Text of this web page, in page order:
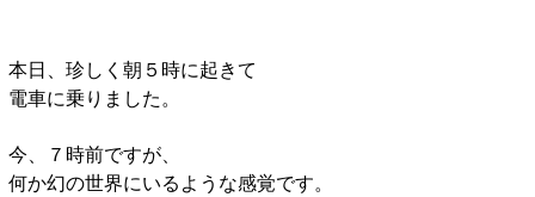
本日、珍しく朝５時に起きて
電車に乗りました。
今、７時前ですが、
何か幻の世界にいるような感覚です。